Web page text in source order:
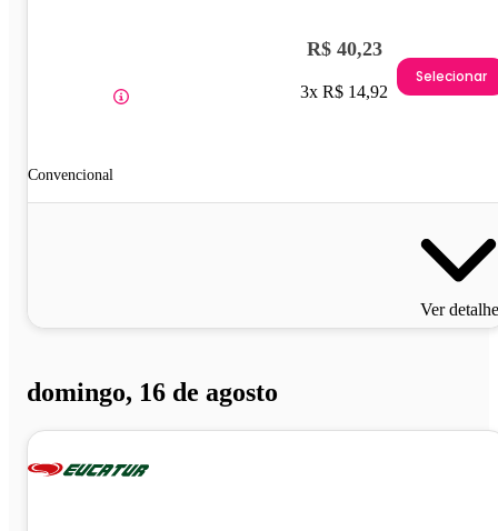
Convencional
R$ 40,23
3x R$ 14,92
Selecionar
Ver
domingo, 16 de agosto